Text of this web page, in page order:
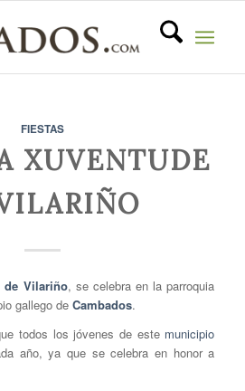
FIESTAS
XUVENTUDE
de Vilariño, se celebra en la parroquia
gallego de Cambados.
todos los jóvenes de este municipio
año, ya que se celebra en honor a